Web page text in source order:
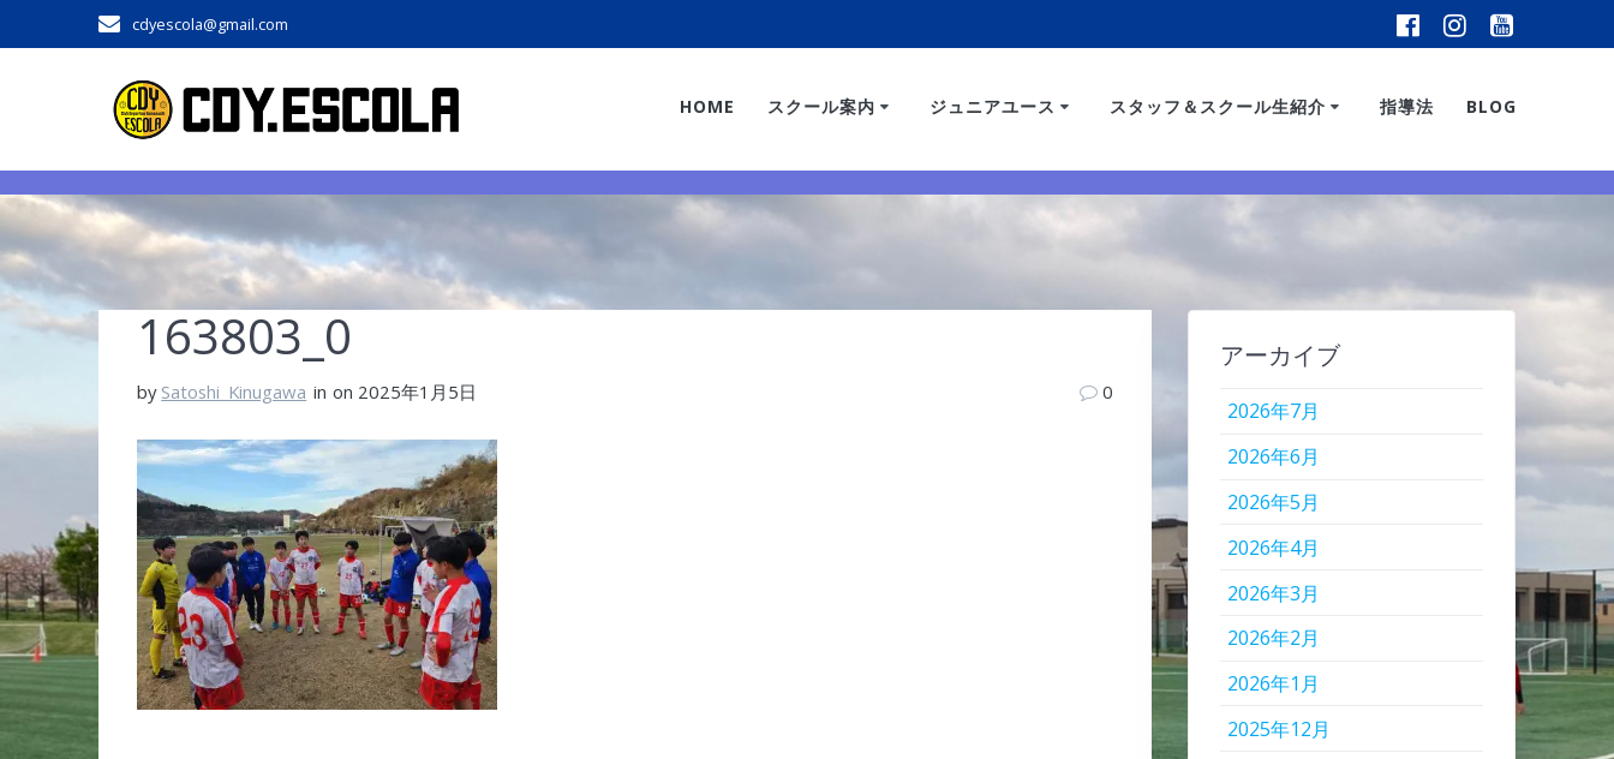
to
cdyescola@gmail.com
HOME スクール案内 ジュニアユース スタッフ＆スクール生紹介 指導法 BLOG
163803_0
by Satoshi_Kinugawa in on 2025年1月5日 0
アーカイブ
2026年7月
2026年6月
2026年5月
2026年4月
2026年3月
2026年2月
2026年1月
2025年12月